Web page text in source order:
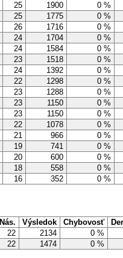
25 1900
0 %
25 1775
0 %
26 1716
0 %
24 1704
0 %
24 1584
0 %
23 1518
0 %
24 1392
0 %
22 1298
0 %
23 1288
0 %
23 1150
0 %
23 1150
0 %
22 1078
0 %
21 966
0 %
19 741
0 %
20 600
0 %
18 558
0 %
16 352 0 %
Nás. Výsledok Chybovosť
22 2134
0 %
22 1474 0 %